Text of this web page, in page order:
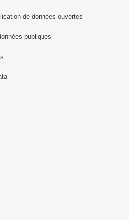
de données ouvertes
publiques